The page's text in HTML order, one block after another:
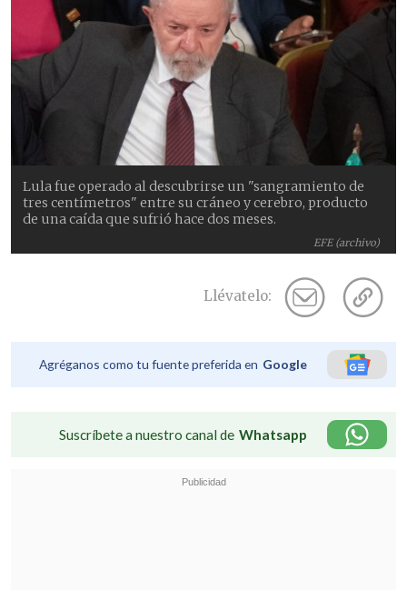
EFE (archivo)
Lula fue operado al descubrirse un "sangramiento de
tres centímetros" entre su cráneo y cerebro, producto
de una caída que sufrió hace dos meses.
Llévatelo:
Agréganos como tu fuente preferida en Google
Suscríbete a nuestro canal de Whatsapp